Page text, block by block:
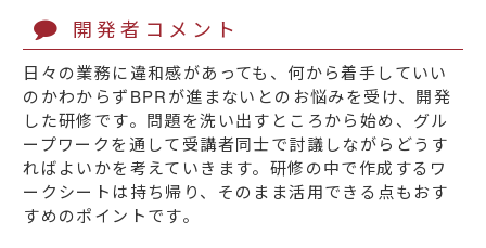
開発者コメント
日々の業務に違和感があっても、何から着手していい
のかわからずBPRが進まないとのお悩みを受け、開発
した研修です。問題を洗い出すところから始め、グル
ープワークを通して受講者同士で討議しながらどうす
ればよいかを考えていきます。研修の中で作成するワ
ークシートは持ち帰り、そのまま活用できる点もおす
すめのポイントです。